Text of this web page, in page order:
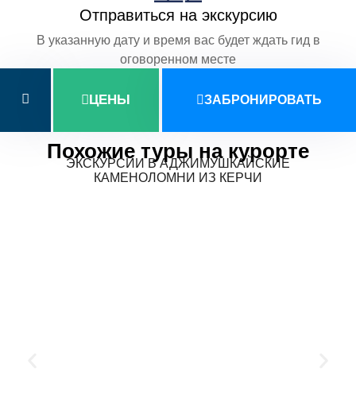
Отправиться на экскурсию
В указанную дату и время вас будет ждать гид в
оговоренном месте
ЦЕНЫ ЗАБРОНИРОВАТЬ
Похожие туры на курорте
ЭКСКУРСИИ В АДЖИМУШКАЙСКИЕ
КАМЕНОЛОМНИ ИЗ КЕРЧИ